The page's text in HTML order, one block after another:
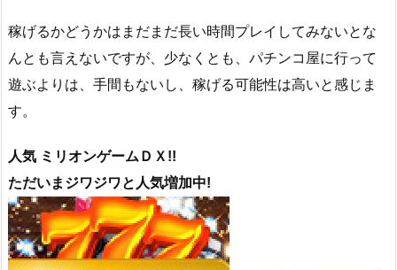
稼げるかどうかはまだまだ長い時間プレイしてみないとな
んとも言えないですが、少なくとも、パチンコ屋に行って
遊ぶよりは、手間もないし、稼げる可能性は高いと感じま
す。
人気 ミリオンゲームＤＸ!!
ただいまジワジワと人気増加中!